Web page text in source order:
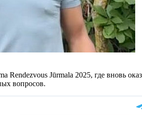
Jūrmala 2025, где вновь
вопросов.